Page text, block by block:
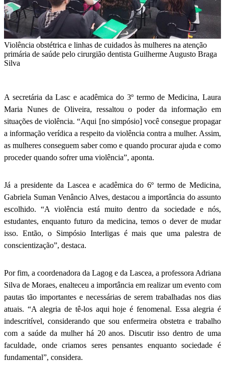
Violência obstétrica e linhas de cuidados às mulheres na atenção
primária de saúde pelo cirurgião dentista Guilherme Augusto Braga
Silva
A secretária da Lasc e acadêmica do 3º termo de Medicina, Laura
Maria Nunes de Oliveira, ressaltou o poder da informação em
situações de violência. “Aqui [no simpósio] você consegue propagar
a informação verídica a respeito da violência contra a mulher. Assim,
as mulheres conseguem saber como e quando procurar ajuda e como
proceder quando sofrer uma violência”, aponta.
Já a presidente da Lascea e acadêmica do 6º termo de Medicina,
Gabriela Suman Venâncio Alves, destacou a importância do assunto
escolhido. “A violência está muito dentro da sociedade e nós,
estudantes, enquanto futuro da medicina, temos o dever de mudar
isso. Então, o Simpósio Interligas é mais que uma palestra de
conscientização”, destaca.
Por fim, a coordenadora da Lagog e da Lascea, a professora Adriana
Silva de Moraes, enalteceu a importância em realizar um evento com
pautas tão importantes e necessárias de serem trabalhadas nos dias
atuais. “A alegria de tê-los aqui hoje é fenomenal. Essa alegria é
indescritível, considerando que sou enfermeira obstetra e trabalho
com a saúde da mulher há 20 anos. Discutir isso dentro de uma
faculdade, onde criamos seres pensantes enquanto sociedade é
fundamental”, considera.